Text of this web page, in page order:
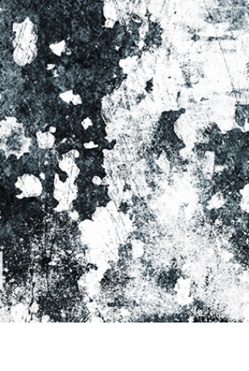
προϊόντος
Επεξεργασία
φωτογραφιών
κοσμημάτων